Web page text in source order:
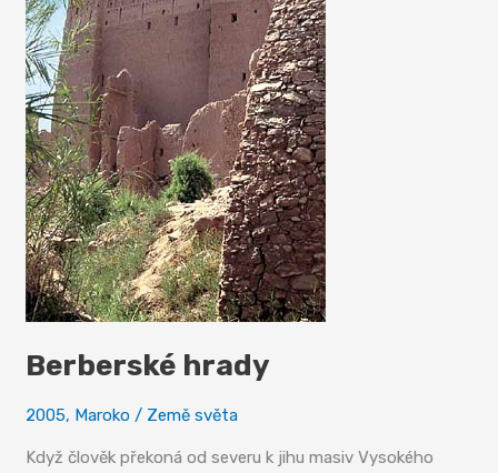
Berberské hrady
2005, Maroko / Země světa
Když člověk překoná od severu k jihu masiv Vysokého